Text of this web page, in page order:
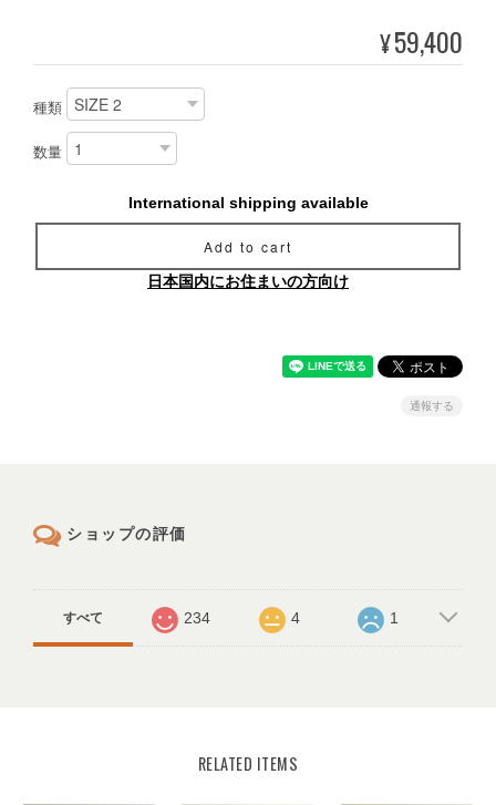
¥59,400
種類
数量
International shipping available
Add to cart
日本国内にお住まいの方向け
通報する
ショップの評価
すべて 234 4 1
RELATED ITEMS